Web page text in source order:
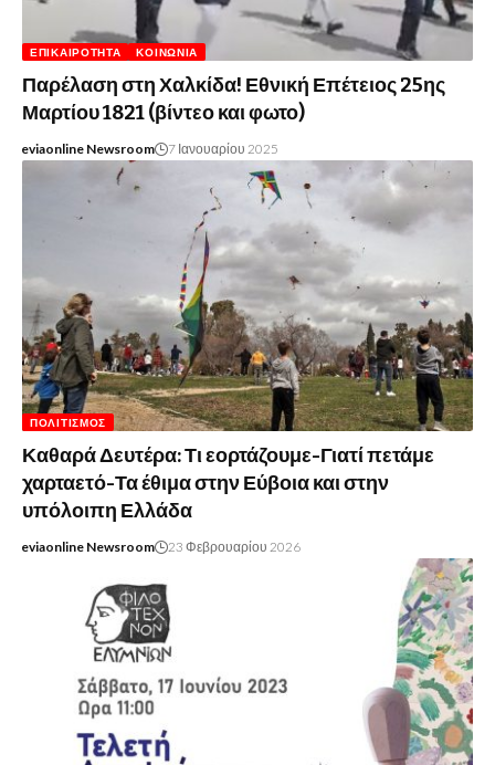
ΕΠΙΚΑΙΡΌΤΗΤΑ ΚΟΙΝΩΝΊΑ
Παρέλαση στη Χαλκίδα! Εθνική Επέτειος 25ης
Μαρτίου 1821 (βίντεο και φωτο)
eviaonline Newsroom 7 Ιανουαρίου 2025
ΠΟΛΙΤΙΣΜΌΣ
Καθαρά Δευτέρα: Τι εορτάζουμε-Γιατί πετάμε
χαρταετό-Τα έθιμα στην Εύβοια και στην
υπόλοιπη Ελλάδα
eviaonline Newsroom 23 Φεβρουαρίου 2026